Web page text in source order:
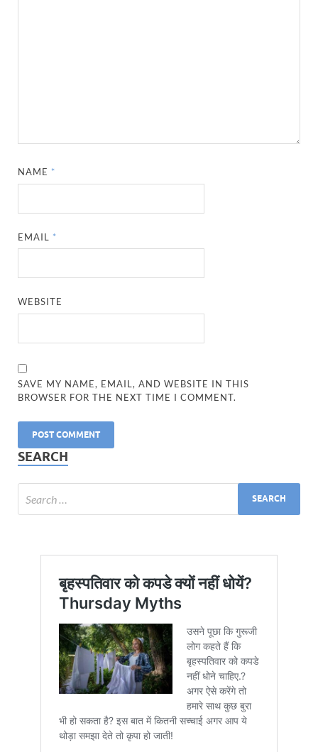
NAME *
EMAIL *
WEBSITE
SAVE MY NAME, EMAIL, AND WEBSITE IN THIS
BROWSER FOR THE NEXT TIME I COMMENT.
SEARCH